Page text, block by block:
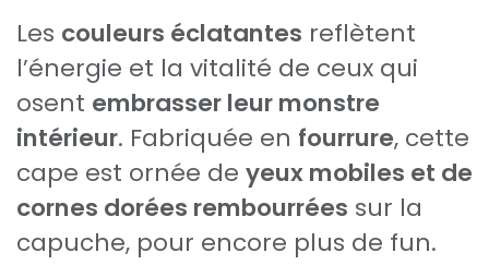
Les couleurs éclatantes reflètent
l’énergie et la vitalité de ceux qui
osent embrasser leur monstre
intérieur. Fabriquée en fourrure, cette
cape est ornée de yeux mobiles et de
cornes dorées rembourrées sur la
capuche, pour encore plus de fun.